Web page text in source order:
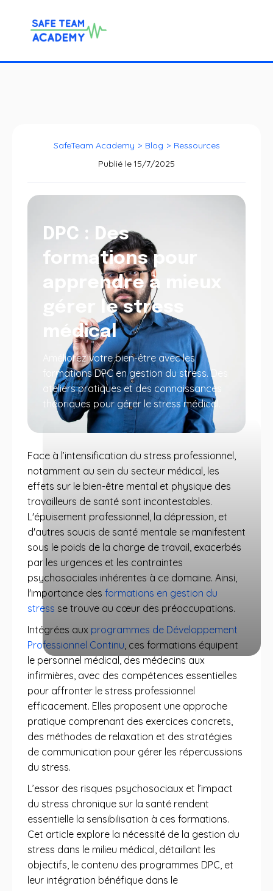
SafeTeam Academy > Blog > Ressources
Publié le15/7/2025
DPC : Des
formations pour
apprendre à mieux
gérer le stress
médical
Améliorez votre bien-être avec les
formations DPC en gestion du stress. Des
ateliers pratiques et des connaissances
théoriques pour gérer le stress médical.
Face à l’intensification du stress professionnel,
notamment au sein du secteur médical, les
effets sur le bien-être mental et physique des
travailleurs de santé sont incontestables.
L'épuisement professionnel, la dépression, et
d'autres soucis de santé mentale se manifestent
sous le poids de la charge de travail, exacerbés
par les urgences et les contraintes
psychosociales inhérentes à ce domaine. Ainsi,
l'importance des formations en gestion du
stress se trouve au cœur des préoccupations.
Intégrées aux programmes de Développement
Professionnel Continu, ces formations équipent
le personnel médical, des médecins aux
infirmières, avec des compétences essentielles
pour affronter le stress professionnel
efficacement. Elles proposent une approche
pratique comprenant des exercices concrets,
des méthodes de relaxation et des stratégies
de communication pour gérer les répercussions
du stress.
L’essor des risques psychosociaux et l’impact
du stress chronique sur la santé rendent
essentielle la sensibilisation à ces formations.
Cet article explore la nécessité de la gestion du
stress dans le milieu médical, détaillant les
objectifs, le contenu des programmes DPC, et
leur intégration bénéfique dans le